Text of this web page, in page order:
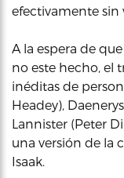
efectivamente sin
A la espera de
no este hecho, el
inéditas de
Headey),
Lannister (Peter
una versión de la
Isaak.